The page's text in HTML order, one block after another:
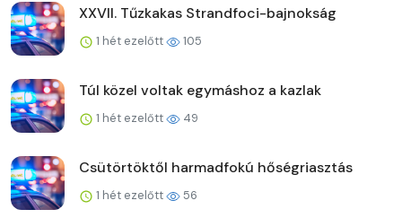
XXVII. Tűzkakas Strandfoci-bajnokság
1 hét ezelőtt 105
Túl közel voltak egymáshoz a kazlak
1 hét ezelőtt 49
Csütörtöktől harmadfokú hőségriasztás
1 hét ezelőtt 56